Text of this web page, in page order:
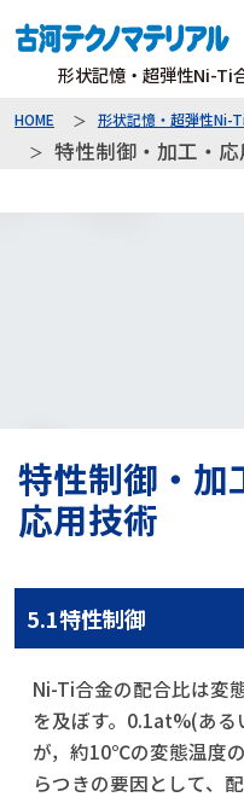
形状記憶・超弾性Ni-Ti
HOME 形状記憶・超弾性Ni-
特性制御・加工・
特性制御・加
応用技術
5.1特性制御
Ni-Ti合金の配合比は変
を及ぼす。0.1at%(あ
が，約10℃の変態温度
らつきの要因として、